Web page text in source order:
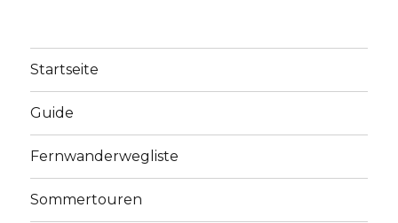
Startseite
Guide
Fernwanderwegliste
Sommertouren